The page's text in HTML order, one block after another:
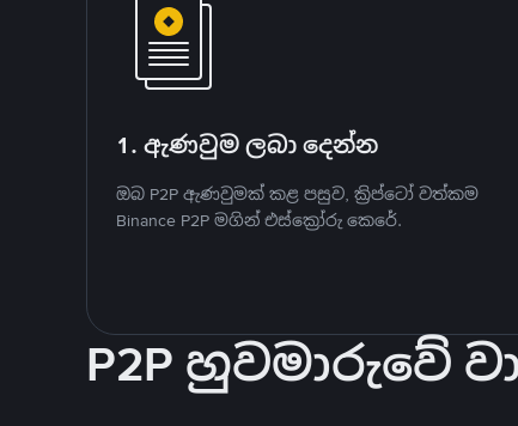
1. ඇණවුම ලබා දෙන්න
ඔබ P2P ඇණවුමක් කළ පසුව, ක්‍රිප්ටෝ වත්කම
Binance P2P මගින් එස්ක්‍රෝරු කෙරේ.
P2P හුවමාරුවේ